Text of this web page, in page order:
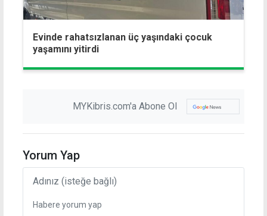
Evinde rahatsızlanan üç yaşındaki çocuk
yaşamını yitirdi
MYKibris.com'a Abone Ol
Yorum Yap